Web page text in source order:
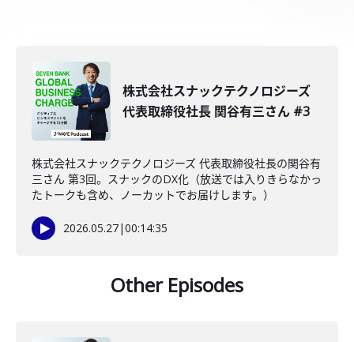
株式会社スナックテクノロジーズ
代表取締役社長 関谷有三さん #3
株式会社スナックテクノロジーズ 代表取締役社長の関谷有
三さん 第3回。スナックのDX化（放送では入りきらなかっ
たトークも含め、ノーカットでお届けします。）
2026.05.27|00:14:35
Other Episodes